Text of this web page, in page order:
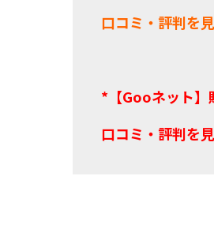
口コミ・評判を
*【Gooネット】
口コミ・評判を